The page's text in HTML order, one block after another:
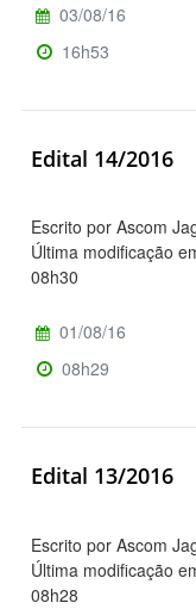
03/08/16
16h53
Edital 14/2016
Escrito por Ascom
Última modificação
08h30
01/08/16
08h29
Edital 13/2016
Escrito por Ascom
Última modificação
08h28